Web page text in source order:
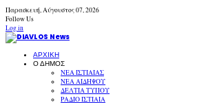
Παρασκευή,Αύγουστος07,2026
Follow Us
Log in
ΑΡΧΙΚΗ
Ο ΔΗΜΟΣ
ΝΕΑ ΙΣΤΙΑΙΑΣ
ΝΕΑ ΑΙΔΗΨΟΥ
ΔΕΛΤΙΑ ΤΥΠΟΥ
ΡΑΔΙΟ ΙΣΤΙΑΙΑ